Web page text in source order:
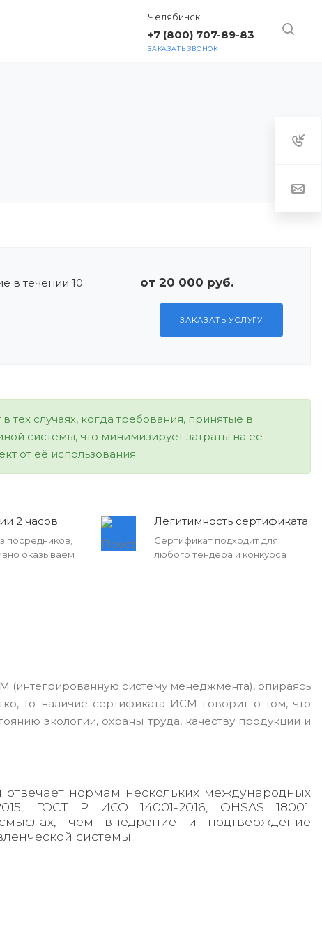
Челябинск
+7 (800) 707-89-83
ЗАКАЗАТЬ ЗВОНОК
в течении 10
от 20 000 руб.
ЗАКАЗАТЬ УСЛУГУ
случаях, когда требования, принятые в
системы, что минимизирует затраты на её
от её использования.
2 часов
посредников,
оказываем
Легитимность сертификата
Сертификат подходит для
любого тендера и конкурса
(интегрированную систему менеджмента), опираясь
то наличие сертификата ИСМ говорит о том, что
экологии, охраны труда, качеству продукции и
нормам нескольких международных
ГОСТ Р ИСО 14001-2016, OHSAS 18001.
чем внедрение и подтверждение
системы.